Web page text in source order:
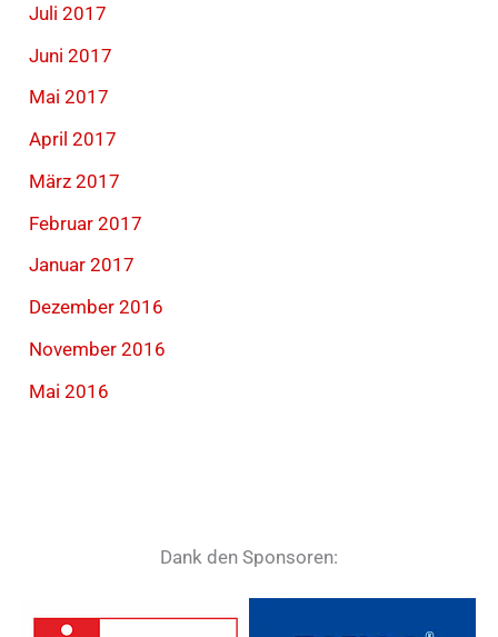
Juli 2017
Juni 2017
Mai 2017
April 2017
März 2017
Februar 2017
Januar 2017
Dezember 2016
November 2016
Mai 2016
Dank den Sponsoren: